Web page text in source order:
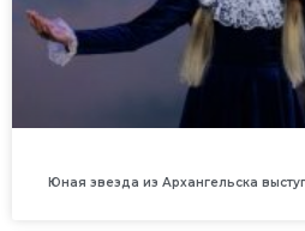
Юная звезда из Архангельска